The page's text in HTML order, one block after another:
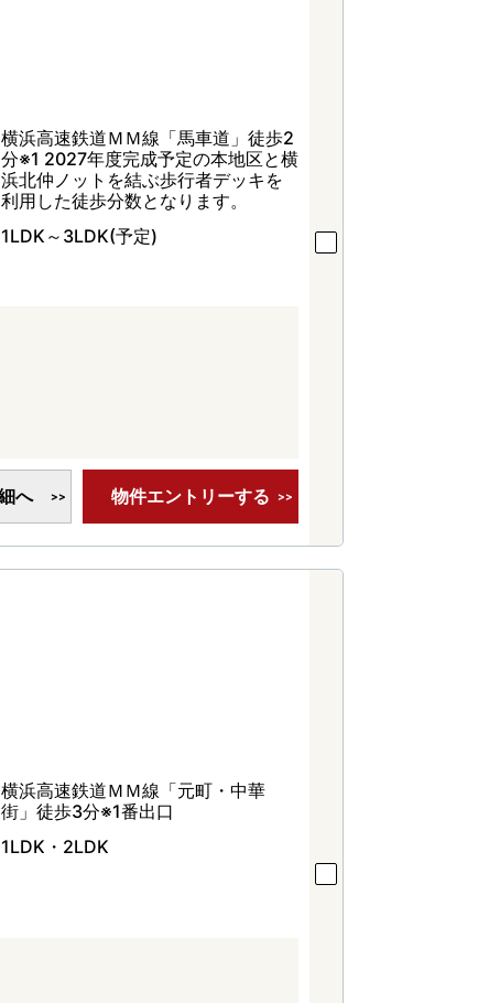
横浜高速鉄道ＭＭ線「馬車道」徒歩2
分※1 2027年度完成予定の本地区と横
浜北仲ノットを結ぶ歩行者デッキを
利用した徒歩分数となります。
1LDK～3LDK(予定)
へ 物件エントリーする
横浜高速鉄道ＭＭ線「元町・中華
街」徒歩3分※1番出口
1LDK・2LDK